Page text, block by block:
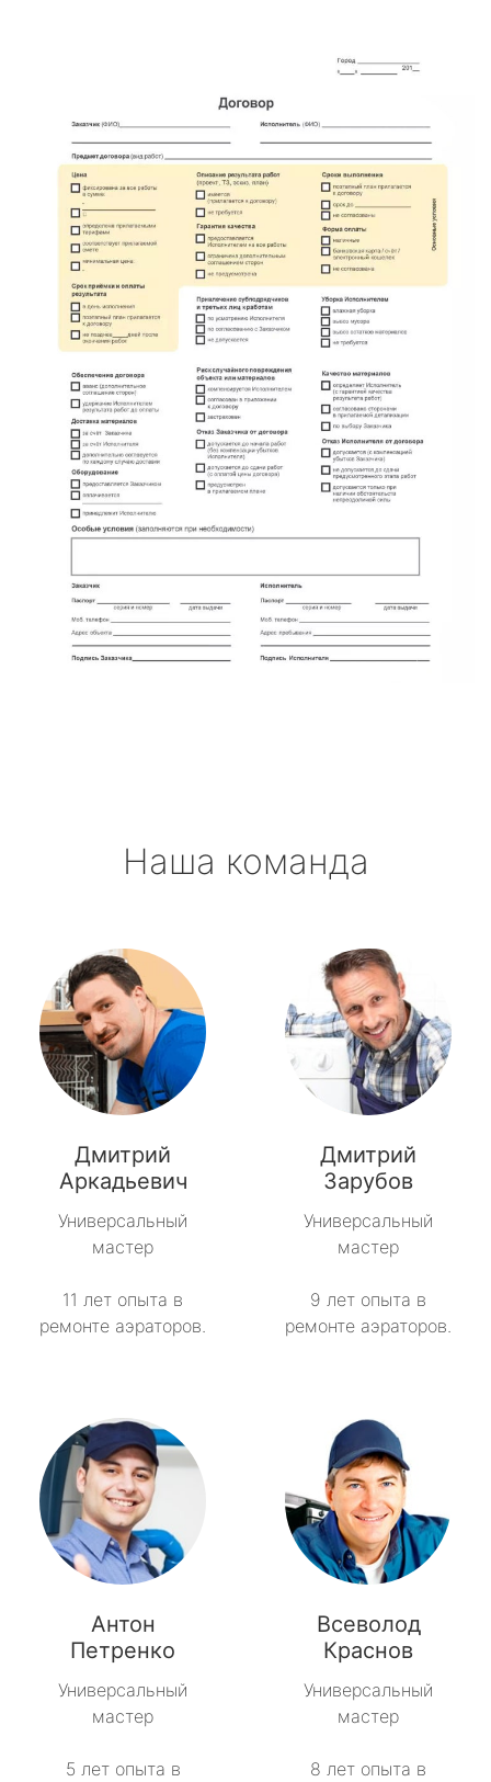
Наша команда
Дмитрий
Аркадьевич
Универсальный
мастер
11 лет опыта в
ремонте аэраторов.
Дмитрий
Зарубов
Универсальный
мастер
9 лет опыта в
ремонте аэраторов.
Антон
Петренко
Универсальный
мастер
5 лет опыта в
Всеволод
Краснов
Универсальный
мастер
8 лет опыта в